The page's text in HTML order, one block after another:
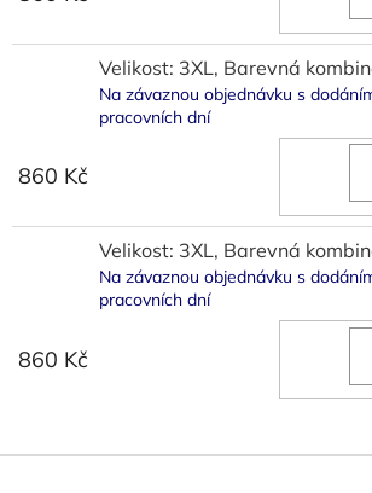
Velikost: 3XL, Barevná
Na závaznou objednávku s
pracovních dní
860 Kč
Velikost: 3XL, Barevná
Na závaznou objednávku s
pracovních dní
860 Kč